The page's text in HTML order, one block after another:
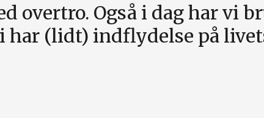
overtro. Også i dag har vi
har (lidt) indflydelse på